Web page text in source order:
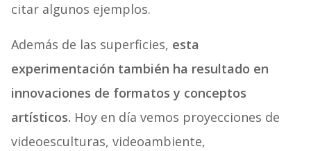
citar algunos ejemplos.
Además de las superficies, esta
experimentación también ha resultado en
innovaciones de formatos y conceptos
artísticos. Hoy en día vemos proyecciones de
videoesculturas, videoambiente,